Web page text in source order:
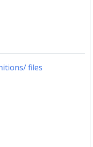
files